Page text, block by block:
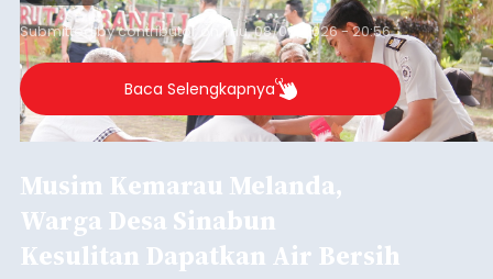
Submitted bycontributor Thu, 08/06/2026 - 20:56
Baca Selengkapnya
Musim Kemarau Melanda,
Warga Desa Sinabun
Kesulitan Dapatkan Air Bersih